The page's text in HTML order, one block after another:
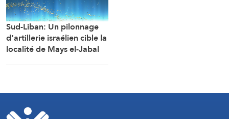
Sud-Liban: Un pilonnage
d’artillerie israélien cible la
localité de Mays el-Jabal